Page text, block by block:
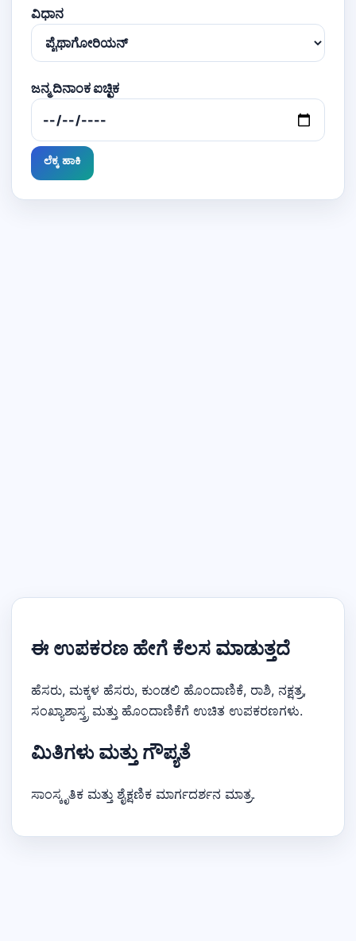
ವಿಧಾನ
ಜನ್ಮ ದಿನಾಂಕ ಐಚ್ಛಿಕ
ಲೆಕ್ಕ ಹಾಕಿ
ಈ ಉಪಕರಣ ಹೇಗೆ ಕೆಲಸ ಮಾಡುತ್ತದೆ
ಹೆಸರು, ಮಕ್ಕಳ ಹೆಸರು, ಕುಂಡಲಿ ಹೊಂದಾಣಿಕೆ, ರಾಶಿ, ನಕ್ಷತ್ರ,
ಸಂಖ್ಯಾಶಾಸ್ತ್ರ ಮತ್ತು ಹೊಂದಾಣಿಕೆಗೆ ಉಚಿತ ಉಪಕರಣಗಳು.
ಮಿತಿಗಳು ಮತ್ತು ಗೌಪ್ಯತೆ
ಸಾಂಸ್ಕೃತಿಕ ಮತ್ತು ಶೈಕ್ಷಣಿಕ ಮಾರ್ಗದರ್ಶನ ಮಾತ್ರ.